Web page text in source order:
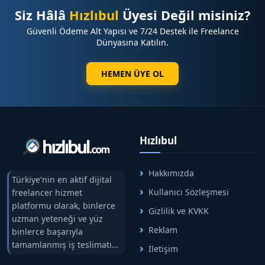
☑️Markasını Google da büyütmek isteyen tüm
işletmeler
Bu Tanıtım Yazısı İle Kazanacaksınız ?
☑️ Türkiye çapında kurumsal kimlik kazanımı
☑️Web aramalarında hedef kitleye doğrudan
☑️ Sosyal medya,da bilinirliğin önem kazanması
duruş
Tanıtım Yazılarınız İçin Süreç Nasıl İşliyor ?
✔️Tanıtım yazılarınız ilanda belirtilen süre içerisinde
yayına alınır
Siz Hâlâ Hızlıbul Üyesi Değil misiniz?
Güvenli Ödeme Alt Yapısı ve 7/24 Destek ile Freelance
Dünyasına Katılın.
HEMEN ÜYE OL
Türkiye'nin en aktif dijital
freelancer hizmet
platformu olarak, binlerce
uzman yeteneği ve yüz
binlerce başarıyla
tamamlanmış iş teslimatını
tek çatıda buluşturuyoruz.
Hızlıbul
Hakkımızda
Kullanıcı Sözleşmesi
Gizlilik ve KVKK
Reklam
İletişim